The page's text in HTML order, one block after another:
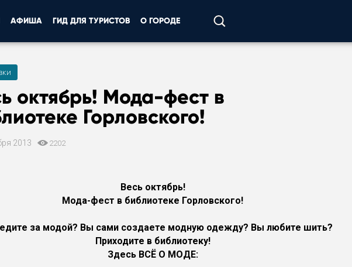
АФИША ГИД ДЛЯ ТУРИСТОВ О ГОРОДЕ
октябрь! Мода-фест в
Горловского!
2013 2202
Весь октябрь!
Мода-фест в библиотеке Горловского!
за модой? Вы сами создаете модную одежду? Вы любите шить?
Приходите в библиотеку!
Здесь ВСЁ О МОДЕ: